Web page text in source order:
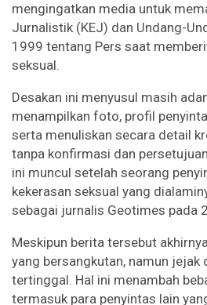
mengingatkan media untuk
Jurnalistik (KEJ) dan Undang-
1999 tentang Pers saat
seksual.
Desakan ini menyusul masih
menampilkan foto, profil
serta menuliskan secara detail
tanpa konfirmasi dan
ini muncul setelah seorang
kekerasan seksual yang
sebagai jurnalis Geotimes pada
Meskipun berita tersebut
yang bersangkutan, namun
tertinggal. Hal ini menambah
termasuk para penyintas lain